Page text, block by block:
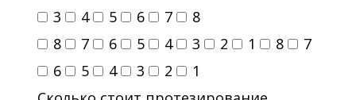
3
4 5 6 7
8
8
7 6 5 4 3 2 1 8
7
6
5 4 3 2
1